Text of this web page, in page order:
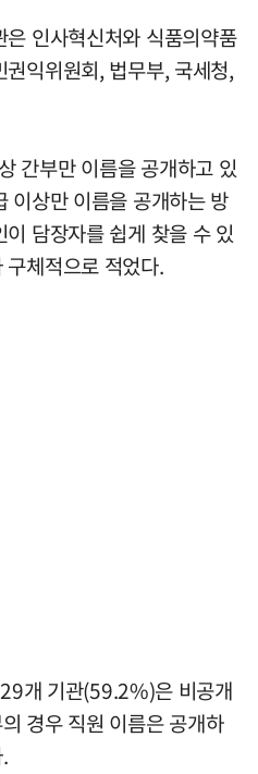
인사혁신처와 식품의약품
익위원회, 법무부, 국세청,
간부만 이름을 공개하고 있
이상만 이름을 공개하는 방
담장자를 쉽게 찾을 수 있
체적으로 적었다.
개 기관(59.2%)은 비공개
경우 직원 이름은 공개하